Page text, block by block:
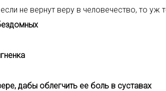
не вернут веру в человечество, то
дабы облегчить ее боль в суставах